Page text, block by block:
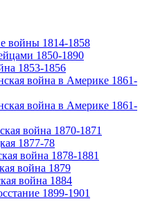
войны 1814-1858
1850-1890
1853-1856
война в Америке 1861-
война в Америке 1861-
война 1870-1871
1877-78
война 1878-1881
война 1879
война 1884
1899-1901